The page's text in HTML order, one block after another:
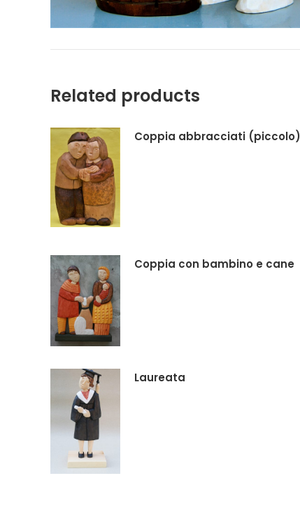
Related products
Coppia abbracciati (piccolo)
Coppia con bambino e cane
Laureata